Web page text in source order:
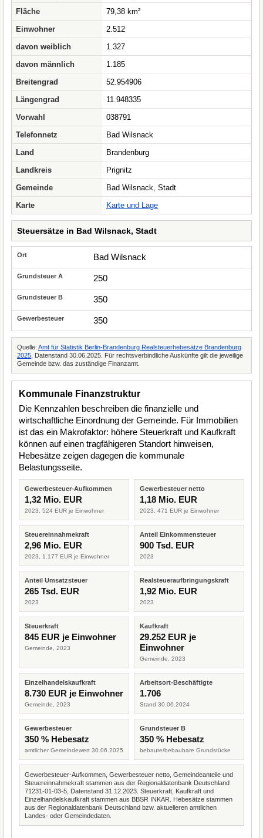
Fläche
79,38 km²
Einwohner
2.512
davon weiblich
1.327
davon männlich
1.185
Breitengrad
52.954906
Längengrad
11.948335
Vorwahl
038791
Telefonnetz
Bad Wilsnack
Land
Brandenburg
Landkreis
Prignitz
Gemeinde
Bad Wilsnack, Stadt
Karte
Karte und Lage
Steuersätze in Bad Wilsnack, Stadt
Bad Wilsnack
250
350
350
Quelle: Amt für Statistik Berlin-Brandenburg Realsteuerhebesätze Brandenburg
2025 , Datenstand 30.06.2025. Für rechtsverbindliche Auskünfte gilt die jeweilige
Gemeinde bzw. das zuständige Finanzamt.
Kommunale Finanzstruktur
Die Kennzahlen beschreiben die finanzielle und
wirtschaftliche Einordnung der Gemeinde. Für Immobilien
ist das ein Makrofaktor: höhere Steuerkraft und Kaufkraft
können auf einen tragfähigeren Standort hinweisen,
Hebesätze zeigen dagegen die kommunale
Belastungsseite.
Gewerbesteuer-Aufkommen
1,32 Mio. EUR
2023, 524 EUR je Einwohner
Gewerbesteuer netto
1,18 Mio. EUR
2023, 471 EUR je Einwohner
Steuereinnahmekraft
2,96 Mio. EUR
2023, 1.177 EUR je Einwohner
Anteil Einkommensteuer
900 Tsd. EUR
2023
Anteil Umsatzsteuer
265 Tsd. EUR
2023
Realsteueraufbringungskraft
1,92 Mio. EUR
2023
Steuerkraft
845 EUR je Einwohner
Gemeinde, 2023
Kaufkraft
29.252 EUR je
Einwohner
Gemeinde, 2023
Einzelhandelskaufkraft
8.730 EUR je Einwohner
Gemeinde, 2023
Arbeitsort-Beschäftigte
1.706
Stand 30.06.2024
Gewerbesteuer
350 % Hebesatz
amtlicher Gemeindewert 30.06.2025
Grundsteuer B
350 % Hebesatz
bebaute/bebaubare Grundstücke
Gewerbesteuer-Aufkommen, Gewerbesteuer netto, Gemeindeanteile und
Steuereinnahmekraft stammen aus der Regionaldatenbank Deutschland
71231-01-03-5, Datenstand 31.12.2023. Steuerkraft, Kaufkraft und
Einzelhandelskaufkraft stammen aus BBSR INKAR. Hebesätze stammen
aus der Regionaldatenbank Deutschland bzw. aktuelleren amtlichen
Landes- oder Gemeindedaten.